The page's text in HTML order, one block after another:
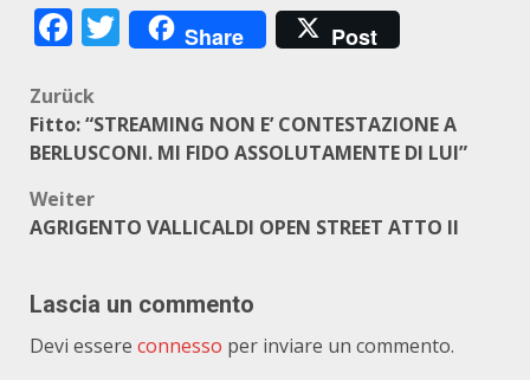
Facebook
Twitter
Share Post
Beitragsnavigation
Zurück
Fitto: “STREAMING NON E’ CONTESTAZIONE A
BERLUSCONI. MI FIDO ASSOLUTAMENTE DI LUI”
Weiter
AGRIGENTO VALLICALDI OPEN STREET ATTO II
Lascia un commento
Devi essere connesso per inviare un commento.